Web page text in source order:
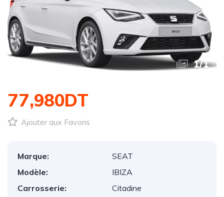
1/1
77,980DT
Ajouter aux Favoris
Marque:
SEAT
Modèle:
IBIZA
Carrosserie:
Citadine